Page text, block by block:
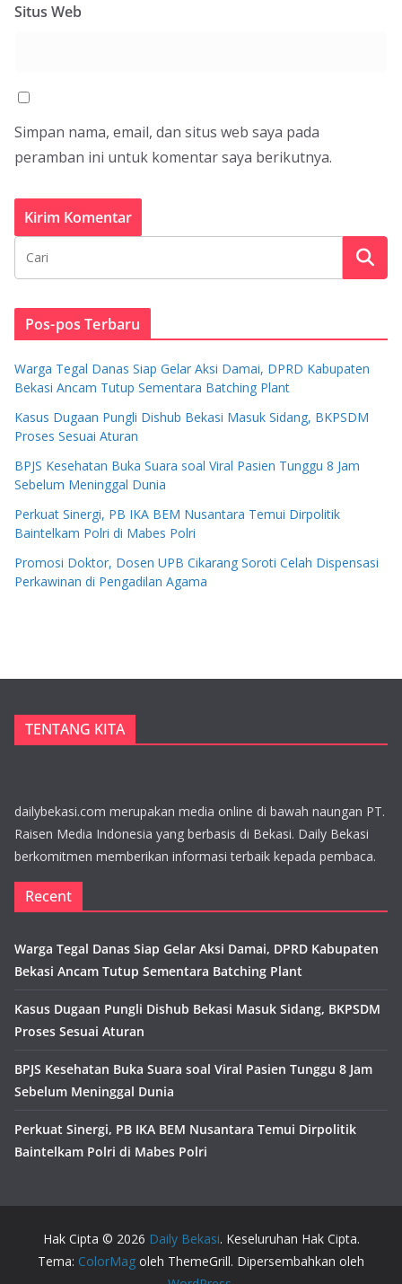
Situs Web
Simpan nama, email, dan situs web saya pada
peramban ini untuk komentar saya berikutnya.
Pos-pos Terbaru
Warga Tegal Danas Siap Gelar Aksi Damai, DPRD Kabupaten
Bekasi Ancam Tutup Sementara Batching Plant
Kasus Dugaan Pungli Dishub Bekasi Masuk Sidang, BKPSDM
Proses Sesuai Aturan
BPJS Kesehatan Buka Suara soal Viral Pasien Tunggu 8 Jam
Sebelum Meninggal Dunia
Perkuat Sinergi, PB IKA BEM Nusantara Temui Dirpolitik
Baintelkam Polri di Mabes Polri
Promosi Doktor, Dosen UPB Cikarang Soroti Celah Dispensasi
Perkawinan di Pengadilan Agama
TENTANG KITA
dailybekasi.com merupakan media online di bawah naungan PT.
Raisen Media Indonesia yang berbasis di Bekasi. Daily Bekasi
berkomitmen memberikan informasi terbaik kepada pembaca.
Recent
Warga Tegal Danas Siap Gelar Aksi Damai, DPRD Kabupaten
Bekasi Ancam Tutup Sementara Batching Plant
Kasus Dugaan Pungli Dishub Bekasi Masuk Sidang, BKPSDM
Proses Sesuai Aturan
BPJS Kesehatan Buka Suara soal Viral Pasien Tunggu 8 Jam
Sebelum Meninggal Dunia
Perkuat Sinergi, PB IKA BEM Nusantara Temui Dirpolitik
Baintelkam Polri di Mabes Polri
Hak Cipta © 2026 Daily Bekasi. Keseluruhan Hak Cipta.
Tema: ColorMag oleh ThemeGrill. Dipersembahkan oleh